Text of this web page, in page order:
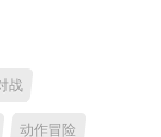
战
动作冒险